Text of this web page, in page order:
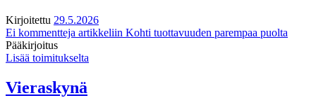
Kirjoitettu 29.5.2026
Ei kommentteja artikkeliin Kohti tuottavuuden parempaa puolta
Pääkirjoitus
Lisää toimitukselta
Vieraskynä